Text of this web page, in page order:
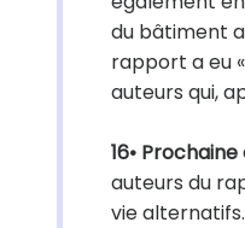
du bâtiment
rapport a eu «
auteurs qui,
16•
auteurs du
vie